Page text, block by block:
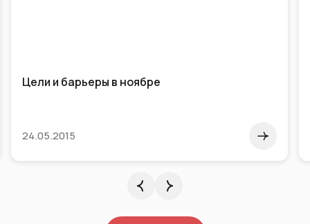
Цели и барьеры в ноябре
24.05.2015